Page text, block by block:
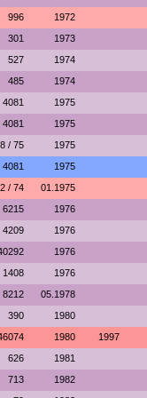
996 1972
301 1973
527 1974
485 1974
4081 1975
4081 1975
/ 75 1975
4081 1975
/ 74 01.1975
6215 1976
4209 1976
1976
1408 1976
8212 05.1978
390 1980
1980 1997
626 1981
713 1982